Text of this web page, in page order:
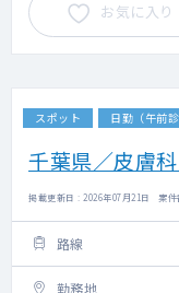
お気に入り
スポット 日勤（午前診
千葉県／皮膚
掲載更新日 : 2026年07月21日 案件
路線
勤務地